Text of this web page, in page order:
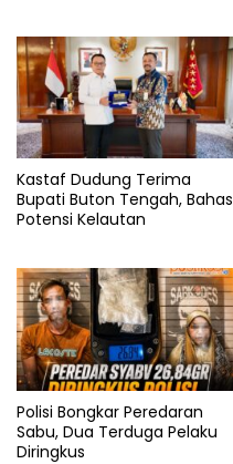
Kastaf Dudung Terima
Bupati Buton Tengah, Bahas
Potensi Kelautan
Polisi Bongkar Peredaran
Sabu, Dua Terduga Pelaku
Diringkus